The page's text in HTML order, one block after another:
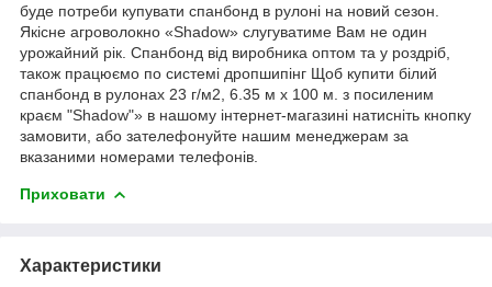
буде потреби купувати спанбонд в рулоні на новий сезон.
Якісне агроволокно «Shadow» слугуватиме Вам не один
урожайний рік. Спанбонд від виробника оптом та у роздріб,
також працюємо по системі дропшипінг Щоб купити білий
спанбонд в рулонах 23 г/м2, 6.35 м х 100 м. з посиленим
краєм "Shadow"» в нашому інтернет-магазині натисніть кнопку
замовити, або зателефонуйте нашим менеджерам за
вказаними номерами телефонів.
Приховати
Характеристики